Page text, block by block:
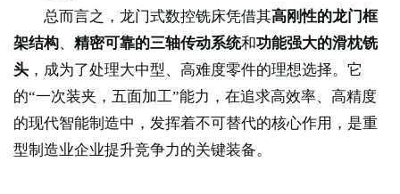
总而言之，龙门式数控铣床凭借其高刚性的龙门框
架结构、 精密可靠的三轴传动系统和功能强大的滑枕铣
头 ，成为了处理大中型、高难度零件的理想选择。它
的“一次装夹，五面加工”能力，在追求高效率、高精度
的现代智能制造中，发挥着不可替代的核心作用，是重
型制造业企业提升竞争力的关键装备。